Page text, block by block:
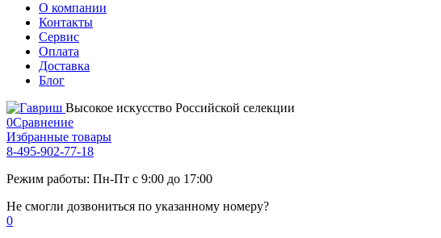
О компании
Контакты
Сервис
Оплата
Доставка
Блог
Высокое искусство Российской селекции
0Сравнение
Избранные товары
8-495-902-77-18
Режим работы: Пн-Пт с 9:00 до 17:00
Не смогли дозвониться по указанному номеру?
0